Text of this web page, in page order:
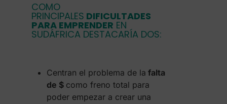
COMO
PRINCIPALES DIFICULTADES
PARA EMPRENDER EN
SUDÁFRICA DESTACARÍA DOS:
Centran el problema de la falta
de $ como freno total para
poder empezar a crear una